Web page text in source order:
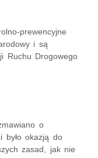
prewencyjne
i są
Ruchu Drogowego
o
było okazją do
zasad, jak nie